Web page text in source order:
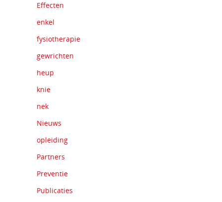
Effecten
enkel
fysiotherapie
gewrichten
heup
knie
nek
Nieuws
opleiding
Partners
Preventie
Publicaties